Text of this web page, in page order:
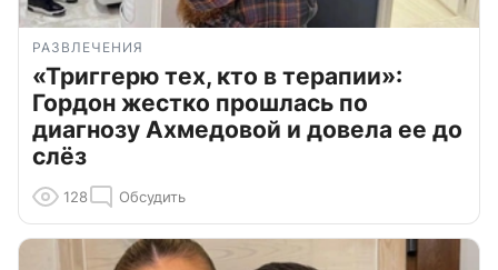
РАЗВЛЕЧЕНИЯ
«Триггерю тех, кто в терапии»:
Гордон жестко прошлась по
диагнозу Ахмедовой и довела ее до
слёз
128 Обсудить